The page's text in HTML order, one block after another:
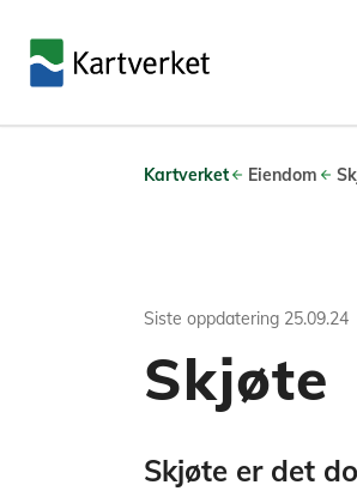
Kartverket Eiendom
Siste oppdatering 25.09.24
Skjøte
Skjøte er det